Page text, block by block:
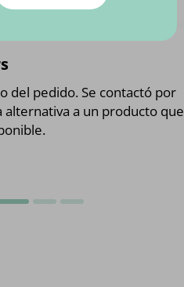
del pedido. Se contactó por
a un producto que